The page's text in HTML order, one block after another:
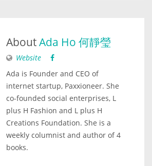
AboutAda Ho 何靜瑩
Website
Ada is Founder and CEO of
internet startup, Paxxioneer. She
co-founded social enterprises, L
plus H Fashion and L plus H
Creations Foundation. She is a
weekly columnist and author of 4
books.